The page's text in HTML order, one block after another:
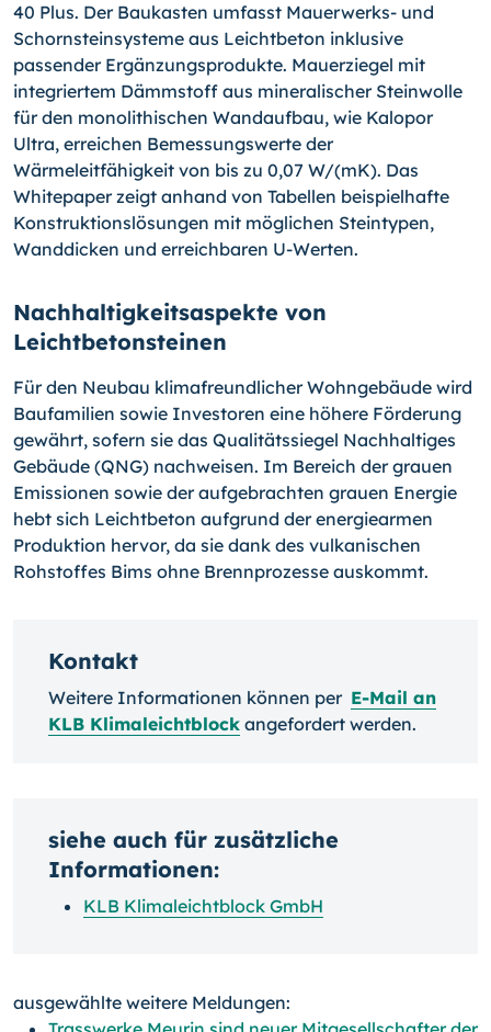
40 Plus. Der Baukasten umfasst Mauerwerks- und
Schornsteinsysteme aus Leichtbeton inklusive
passender Ergänzungsprodukte. Mauerziegel mit
integriertem Dämmstoff aus mineralischer Steinwolle
für den monolithischen Wandaufbau, wie Kalopor
Ultra, erreichen Bemessungswerte der
Wärmeleitfähigkeit von bis zu 0,07 W/(mK). Das
Whitepaper zeigt anhand von Tabellen beispielhafte
Konstruktionslösungen mit möglichen Steintypen,
Wanddicken und erreichbaren U-Werten.
Nachhaltigkeitsaspekte von
Leichtbetonsteinen
Für den Neubau klimafreundlicher Wohngebäude wird
Baufamilien sowie Investoren eine höhere Förderung
gewährt, sofern sie das Qualitätssiegel Nachhaltiges
Gebäude (QNG) nachweisen. Im Bereich der grauen
Emissionen sowie der aufgebrachten grauen Energie
hebt sich Leichtbeton aufgrund der energiearmen
Produktion hervor, da sie dank des vulkanischen
Rohstoffes Bims ohne Brennprozesse auskommt.
Kontakt
Weitere Informationen können per E-Mail an
KLB Klimaleichtblock angefordert werden.
siehe auch für zusätzliche
Informationen:
KLB Klimaleichtblock GmbH
ausgewählte weitere Meldungen: